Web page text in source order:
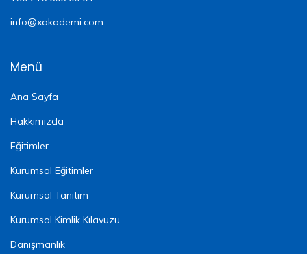
info@xakademi.com
Menü
Ana Sayfa
Hakkımızda
Eğitimler
Kurumsal Eğitimler
Kurumsal Tanıtım
Kurumsal Kimlik Kılavuzu
Danışmanlık